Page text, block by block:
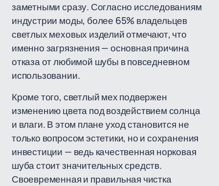
заметными сразу. Согласно исследованиям
индустрии моды, более 65% владельцев
светлых меховых изделий отмечают, что
именно загрязнения — основная причина
отказа от любимой шубы в повседневном
использовании.
Кроме того, светлый мех подвержен
изменению цвета под воздействием солнца
и влаги. В этом плане уход становится не
только вопросом эстетики, но и сохранения
инвестиции — ведь качественная норковая
шуба стоит значительных средств.
Своевременная и правильная чистка